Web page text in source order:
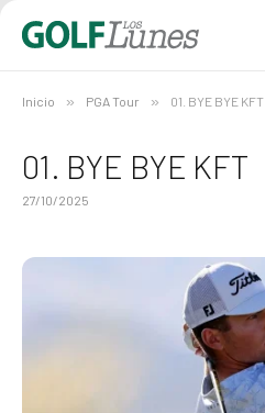
Inicio » PGA Tour » 01. BYE BYE KFT
01. BYE BYE KFT
27/10/2025